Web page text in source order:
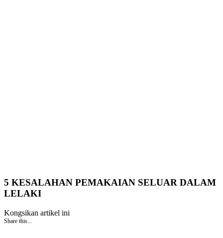
5 KESALAHAN PEMAKAIAN SELUAR DALAM
LELAKI
Kongsikan artikel ini
Share this...